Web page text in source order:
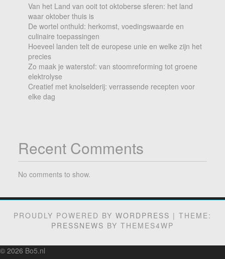
Van het Land van ooit tot oktoberse sferen: het land
waar oktober thuis is
De wortel onthuld: herkomst, voedingswaarde en
culinaire toepassingen
Hoeveel landen telt de europese unie en welke zijn het
precies
Zo maak je waterstof: van stoomreforming tot groene
elektrolyse
Creatief met knolselderij: verrassende recepten voor
elke dag
Recent Comments
No comments to show.
PROUDLY POWERED BY WORDPRESS | THEME:
PRESSNEWS BY THEMES4WP
© 2026 Bo5.nl